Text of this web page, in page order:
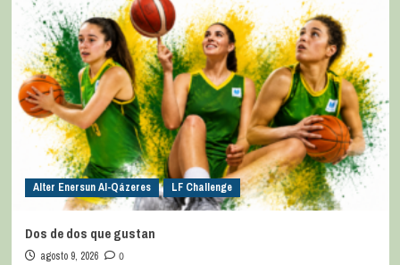
Alter Enersun Al-Qázeres LF Challenge
Dos de dos que gustan
agosto 9, 2026 0